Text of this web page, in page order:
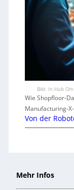
Bild: In.Hub
Wie Shopfloor-
Manufacturing-
Von der
Mehr Infos